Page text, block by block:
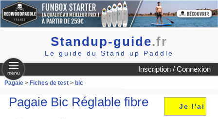
Standup-guide.fr
Le guide du Stand up Paddle
Inscription / Connexion
menu
Pagaie> Fiches de test> bic
Je l'ai
Pagaie Bic Réglable fibre